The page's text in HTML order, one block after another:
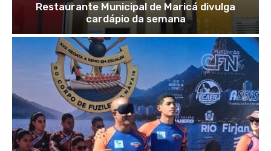
Restaurante Municipal de Maricá divulga
cardápio da semana